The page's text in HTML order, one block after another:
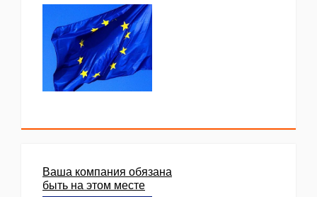
Ваша компания обязана
быть на этом месте